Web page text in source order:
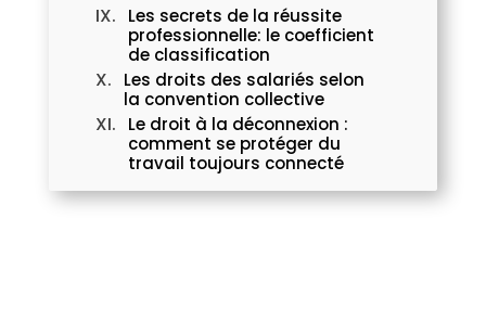
Les secrets de la réussite
professionnelle: le coefficient
de classification
Les droits des salariés selon
la convention collective
Le droit à la déconnexion :
comment se protéger du
travail toujours connecté